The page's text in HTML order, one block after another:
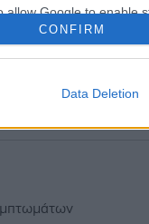
allow Google to enable
allow Google to enable
CONFIRM
Data Deletion
στο σώμα που
φυσιολογικές
του χρόνου